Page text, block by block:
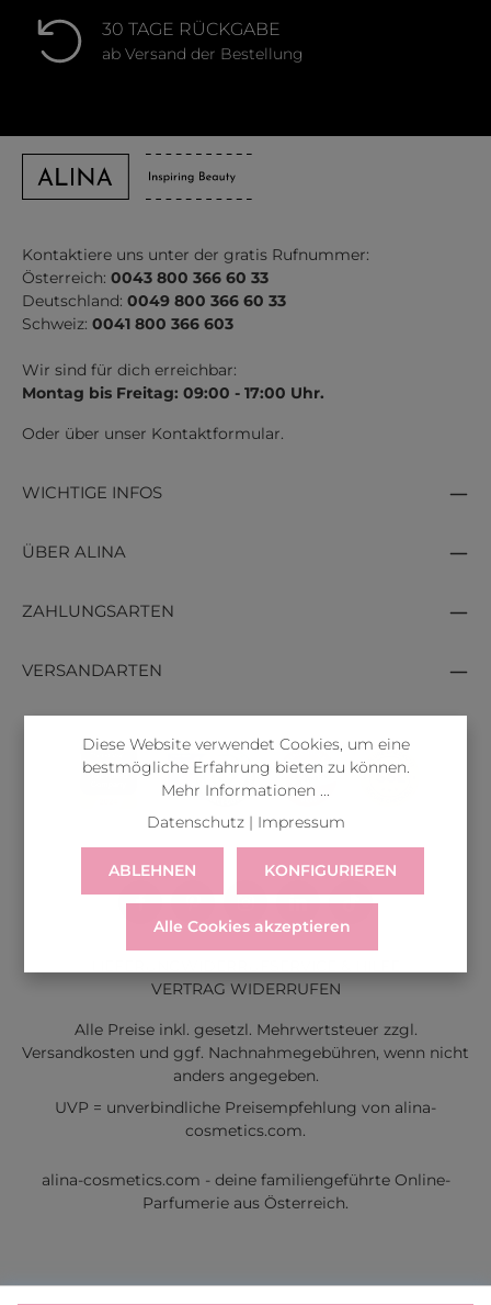
30 TAGE RÜCKGABE
ab Versand der Bestellung
Kontaktiere uns unter der gratis Rufnummer:
Österreich: 0043 800 366 60 33
Deutschland: 0049 800 366 60 33
Schweiz: 0041 800 366 603
Wir sind für dich erreichbar:
Montag bis Freitag: 09:00 - 17:00 Uhr.
Oder über unser Kontaktformular.
WICHTIGE INFOS
ÜBER ALINA
ZAHLUNGSARTEN
VERSANDARTEN
VERTRAG WIDERRUFEN
Alle Preise inkl. gesetzl. Mehrwertsteuer zzgl.
Versandkosten und ggf. Nachnahmegebühren, wenn nicht
anders angegeben.
UVP = unverbindliche Preisempfehlung von alina-
cosmetics.com.
alina-cosmetics.com - deine familiengeführte Online-
Parfumerie aus Österreich.
Diese Website verwendet Cookies, um eine
bestmögliche Erfahrung bieten zu können.
Mehr Informationen ...
Datenschutz| Impressum
ABLEHNEN KONFIGURIEREN
Alle Cookies akzeptieren